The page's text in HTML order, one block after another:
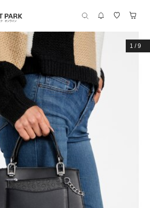
1 /9